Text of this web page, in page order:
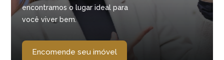
encontramos o lugar ideal para
você viver bem.
Encomende seu imóvel